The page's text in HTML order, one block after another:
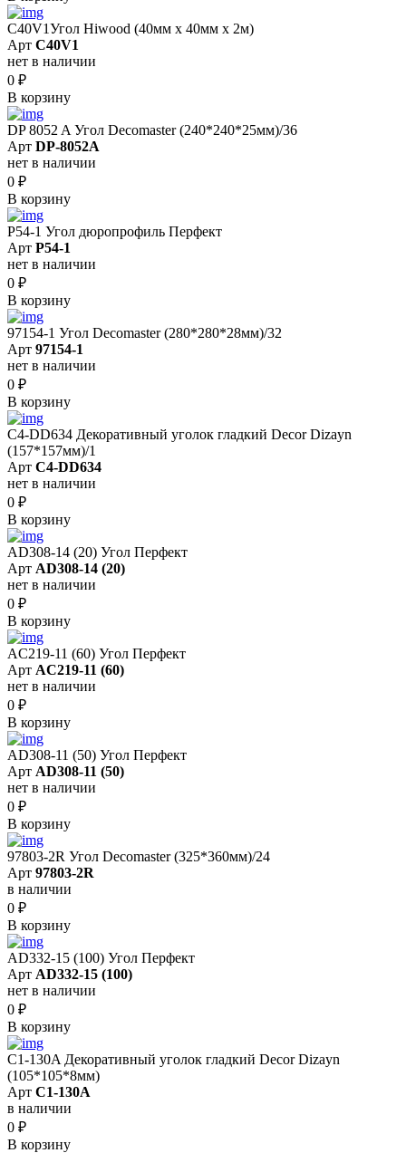
C40V1Угол Hiwood (40мм х 40мм х 2м)
Арт C40V1
нет в наличии
0 ₽
В корзину
DP 8052 A Угол Decomaster (240*240*25мм)/36
Арт DP-8052A
нет в наличии
0 ₽
В корзину
P54-1 Угол дюропрофиль Перфект
Арт P54-1
нет в наличии
0 ₽
В корзину
97154-1 Угол Decomaster (280*280*28мм)/32
Арт 97154-1
нет в наличии
0 ₽
В корзину
C4-DD634 Декоративный уголок гладкий Decor Dizayn
(157*157мм)/1
Арт C4-DD634
нет в наличии
0 ₽
В корзину
AD308-14 (20) Угол Перфект
Арт AD308-14 (20)
нет в наличии
0 ₽
В корзину
AC219-11 (60) Угол Перфект
Арт AC219-11 (60)
нет в наличии
0 ₽
В корзину
AD308-11 (50) Угол Перфект
Арт AD308-11 (50)
нет в наличии
0 ₽
В корзину
97803-2R Угол Decomaster (325*360мм)/24
Арт 97803-2R
в наличии
0 ₽
В корзину
AD332-15 (100) Угол Перфект
Арт AD332-15 (100)
нет в наличии
0 ₽
В корзину
C1-130A Декоративный уголок гладкий Decor Dizayn
(105*105*8мм)
Арт C1-130A
в наличии
0 ₽
В корзину